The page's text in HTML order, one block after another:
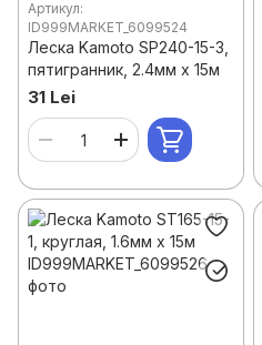
Артикул:
ID999MARKET_6099524
Леска Kamoto SP240-15-3,
пятигранник, 2.4мм x 15м
31 Lei